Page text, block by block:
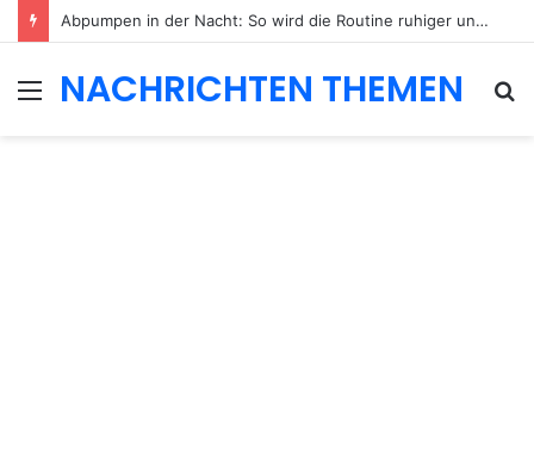
Abpumpen in der Nacht: So wird die Routine ruhiger und besser planbar
Menu
NACHRICHTEN THEMEN